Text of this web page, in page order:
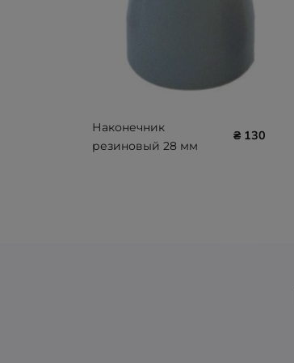
Наконечник
резиновый 28 мм
₴ 130